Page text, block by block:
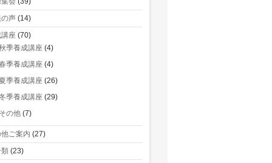
声 (14)
座 (70)
季養成講座 (4)
季養成講座 (4)
夏季養成講座 (26)
季養成講座 (29)
その他 (7)
ご案内 (27)
(23)